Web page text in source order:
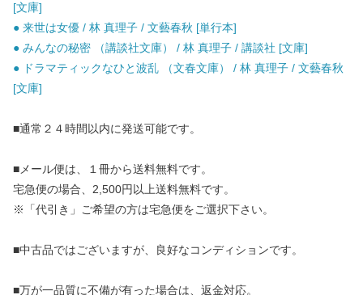
[文庫]
● 来世は女優 / 林 真理子 / 文藝春秋 [単行本]
● みんなの秘密 （講談社文庫） / 林 真理子 / 講談社 [文庫]
● ドラマティックなひと波乱 （文春文庫） / 林 真理子 / 文藝春秋
[文庫]
■通常２４時間以内に発送可能です。
■メール便は、１冊から送料無料です。
宅急便の場合、2,500円以上送料無料です。
※「代引き」ご希望の方は宅急便をご選択下さい。
■中古品ではございますが、良好なコンディションです。
■万が一品質に不備が有った場合は、返金対応。